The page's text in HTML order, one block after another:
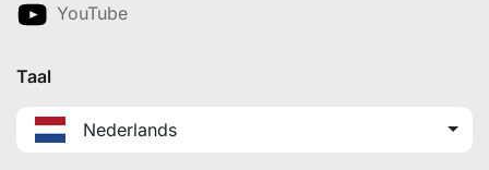
YouTube
Taal
Nederlands